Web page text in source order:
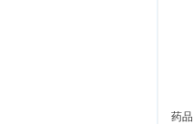
她
经
唐
药